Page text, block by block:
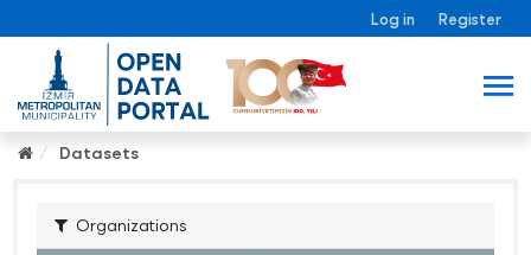
Log in Register
Datasets
Organizations